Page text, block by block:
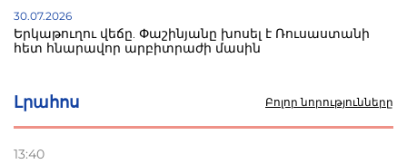
Լրահոս Բոլոր նորությունները
13:40
30.07.2026
Երկաթուղու վեճը. Փաշինյանը խոսել է Ռուսաստանի
հետ հնարավոր արբիտրաժի մասին
30.07.2026
Ռուսական շուկայի ճգնաժամը՝ շանս. վարչապետը
ոլորտի արդիականացման կոչ է անում